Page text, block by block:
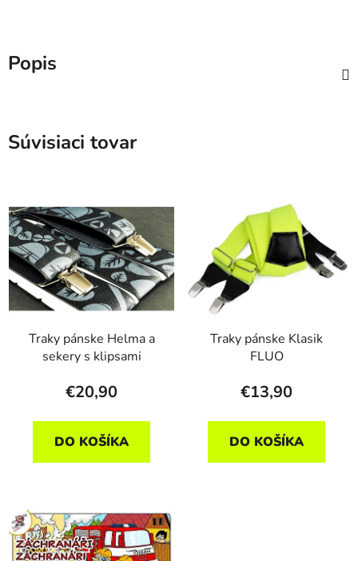
Popis
Súvisiaci tovar
Traky pánske Helma a
sekery s klipsami
€20,90
DO KOŠÍKA
Traky pánske Klasik
FLUO
€13,90
DO KOŠÍKA